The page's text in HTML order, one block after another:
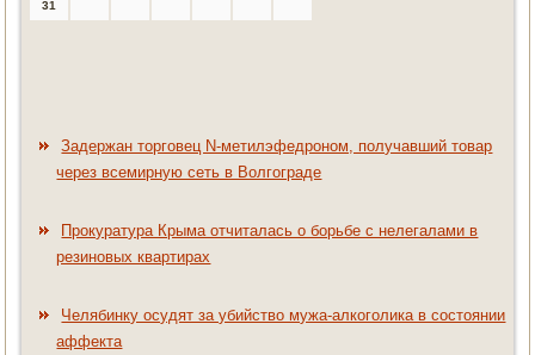
31
Задержан торговец N-метилэфедроном, получавший товар
через всемирную сеть в Волгограде
Прокуратура Крыма отчиталась о борьбе с нелегалами в
резиновых квартирах
Челябинку осудят за убийство мужа-алкоголика в состоянии
аффекта